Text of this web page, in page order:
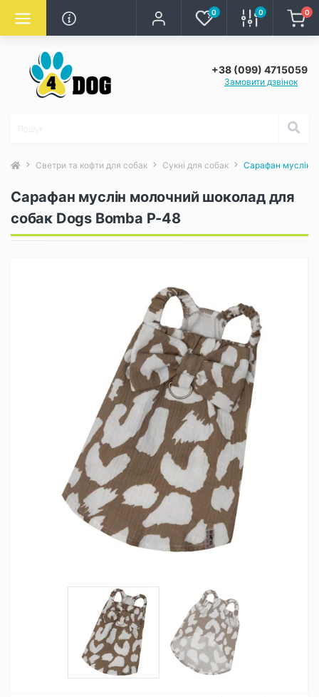
0 0 0
+38 (099) 4715059
Замовити дзвінок
Светри та кофти для собак Сукні для собак Сарафан муслін
Сарафан муслін молочний шоколад для
собак Dogs Bomba P-48